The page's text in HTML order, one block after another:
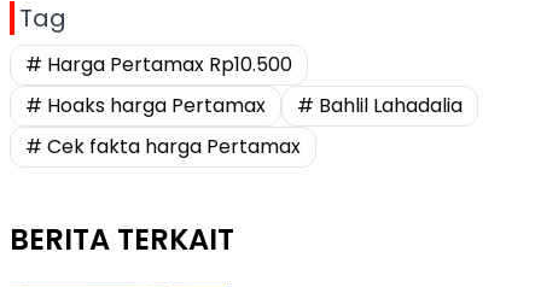
Tag
# Harga Pertamax Rp10.500
# Hoaks harga Pertamax
# Bahlil Lahadalia
# Cek fakta harga Pertamax
BERITA TERKAIT